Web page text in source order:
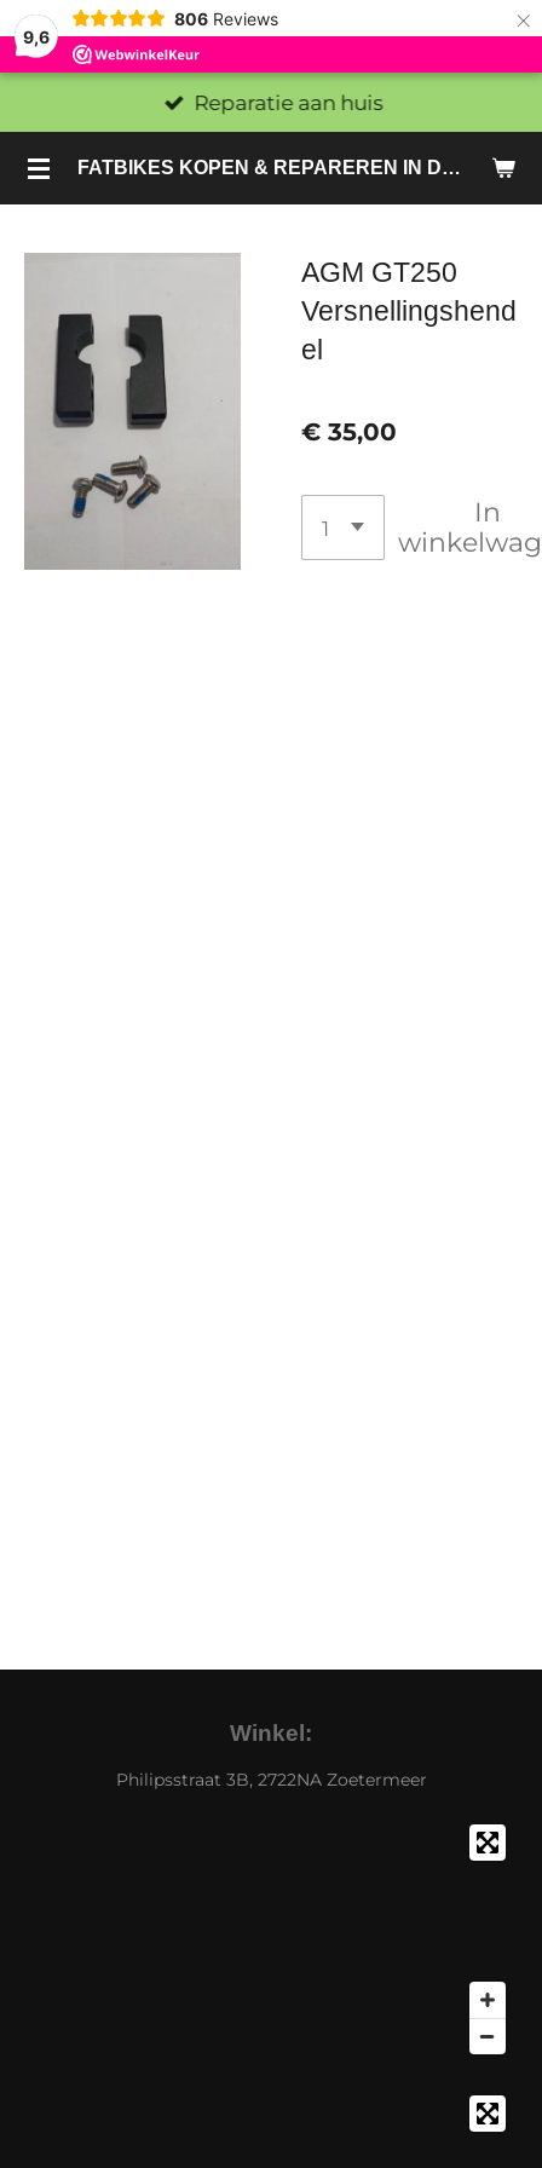
9,6
806 Reviews ×
FATBIKES KOPEN & REPAREREN IN DEN HAAG EN ZOETERMEER - SACHE BIKES
Reparatie aan huis
AGM GT250
Versnellingshend
el
€ 35,00
In
Winkel:
Philipsstraat 3B, 2722NA Zoetermeer